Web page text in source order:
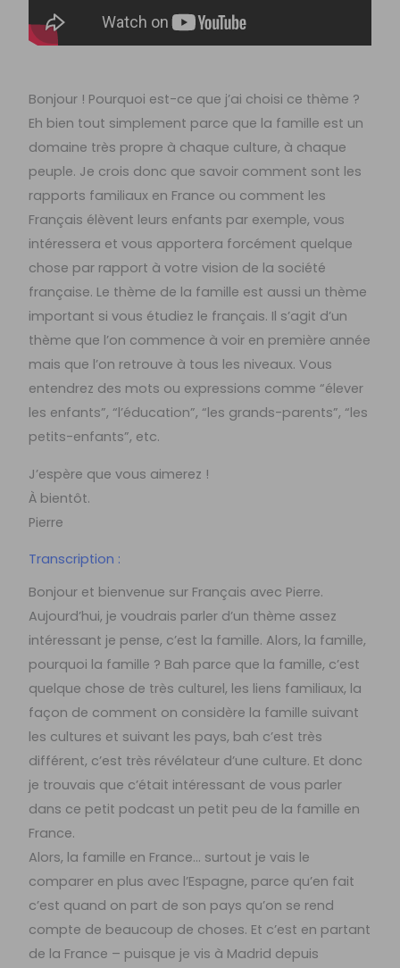
Bonjour ! Pourquoi est-ce que j’ai choisi ce thème ?
Eh bien tout simplement parce que la famille est un
domaine très propre à chaque culture, à chaque
peuple. Je crois donc que savoir comment sont les
rapports familiaux en France ou comment les
Français élèvent leurs enfants par exemple, vous
intéressera et vous apportera forcément quelque
chose par rapport à votre vision de la société
française. Le thème de la famille est aussi un thème
important si vous étudiez le français. Il s’agit d’un
thème que l’on commence à voir en première année
mais que l’on retrouve à tous les niveaux. Vous
entendrez des mots ou expressions comme “élever
les enfants”, “l’éducation”, “les grands-parents”, “les
petits-enfants”, etc.
J’espère que vous aimerez !
À bientôt.
Pierre
Transcription :
Bonjour et bienvenue sur Français avec Pierre.
Aujourd’hui, je voudrais parler d’un thème assez
intéressant je pense, c’est la famille. Alors, la famille,
pourquoi la famille ? Bah parce que la famille, c’est
quelque chose de très culturel, les liens familiaux, la
façon de comment on considère la famille suivant
les cultures et suivant les pays, bah c’est très
différent, c’est très révélateur d’une culture. Et donc
je trouvais que c’était intéressant de vous parler
dans ce petit podcast un petit peu de la famille en
France.
Alors, la famille en France… surtout je vais le
comparer en plus avec l’Espagne, parce qu’en fait
c’est quand on part de son pays qu’on se rend
compte de beaucoup de choses. Et c’est en partant
de la France – puisque je vis à Madrid depuis